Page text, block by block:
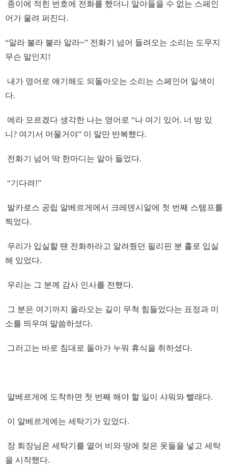
종이에 적힌 번호에 전화를 했더니 알아들을 수 없는 스페인
어가 울려 퍼진다.
“알라 불라 불라 알라~” 전화기 넘어 들려오는 소리는 도무지
무슨 말인지!
내가 영어로 얘기해도 되돌아오는 소리는 스페인어 일색이
다.
에라 모르겠다 생각한 나는 영어로 “나 여기 있어. 너 방 있
니? 여기서 머물거야” 이 말만 반복했다.
전화기 넘어 딱 한마디는 알아 들었다.
“기다려!”
발카로스 공립 알베르게에서 크레덴시알에 첫 번째 스탬프를
찍었다.
우리가 입실할 땐 전화하라고 알려줬던 필리핀 분 홀로 입실
해 있었다.
우리는 그 분께 감사 인사를 전했다.
그 분은 여기까지 올라오는 길이 무척 힘들었다는 표정과 미
소를 띄우며 말씀하셨다.
그러고는 바로 침대로 돌아가 누워 휴식을 취하셨다.
알베르게에 도착하면 첫 번째 해야 할 일이 샤워와 빨래다.
이 알베르게에는 세탁기가 있었다.
장 회장님은 세탁기를 열어 비와 땅에 젖은 옷들을 넣고 세탁
을 시작했다.